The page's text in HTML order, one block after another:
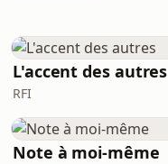
L'accent des autres
RFI
Note à moi-même